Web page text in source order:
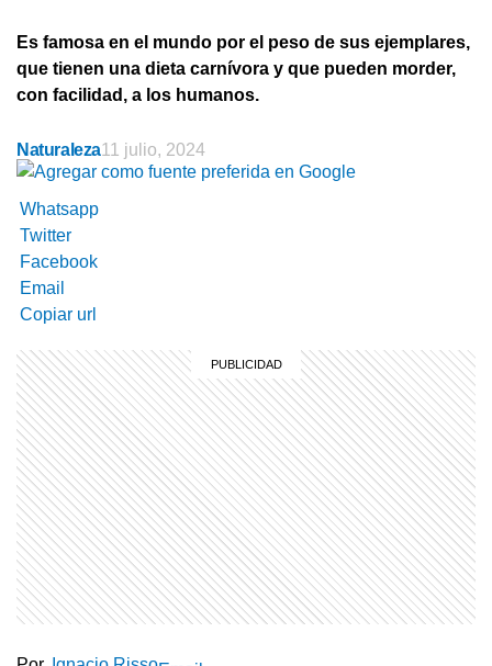
Es famosa en el mundo por el peso de sus ejemplares,
que tienen una dieta carnívora y que pueden morder,
con facilidad, a los humanos.
Naturaleza11 julio, 2024
Whatsapp
Twitter
Facebook
Email
Copiar url